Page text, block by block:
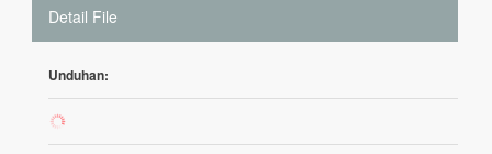
Detail File
Unduhan:
909